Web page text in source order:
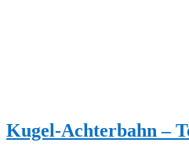
Kugel-Achterbahn –